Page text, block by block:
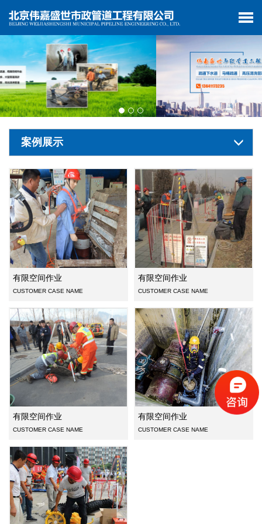
案例展示
有限空间作业
有限空间作业
CUSTOMER CASE NAME
有限空间作业
有限空间作业
CUSTOMER CASE NAME
有限空间作业
有限空间作业
CUSTOMER CASE NAME
有限空间作业
有限空间作业
CUSTOMER CASE NAME
有限空间作业